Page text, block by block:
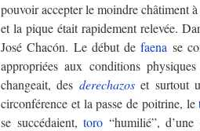
pouvoir accepter le moindre châtiment
et la pique était rapidement relevée.
José Chacón. Le début defaena se
appropriées aux conditions
changeait, des derechazoset surtout
circonférence et la passe de poitrine, le
se succédaient,toro “humilié”,